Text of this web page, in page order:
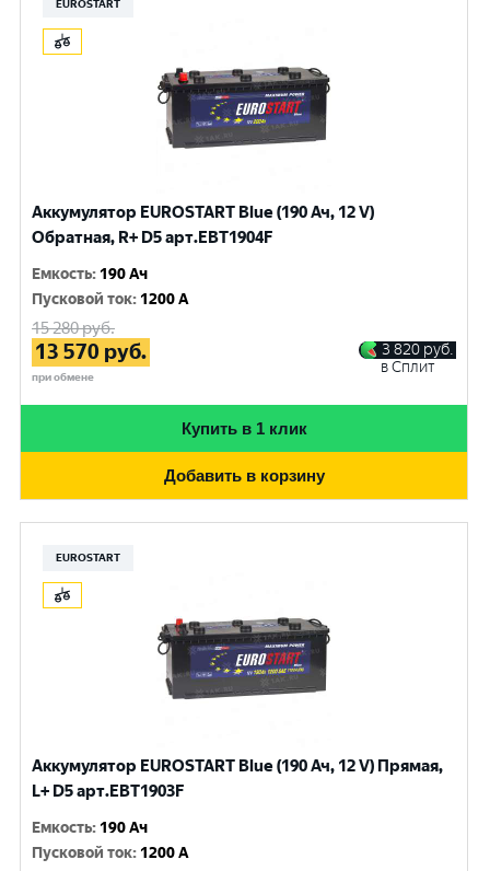
EUROSTART
Аккумулятор EUROSTART Blue (190 Ач, 12 V)
Обратная, R+ D5 арт.EBT1904F
Емкость: 190 Ач
Пусковой ток: 1200 A
15 280руб.
13 570 руб.
при обмене
3 820 руб.
в Сплит
Купить в 1 клик
Добавить в корзину
EUROSTART
Аккумулятор EUROSTART Blue (190 Ач, 12 V) Прямая,
L+ D5 арт.EBT1903F
Емкость: 190 Ач
Пусковой ток: 1200 A